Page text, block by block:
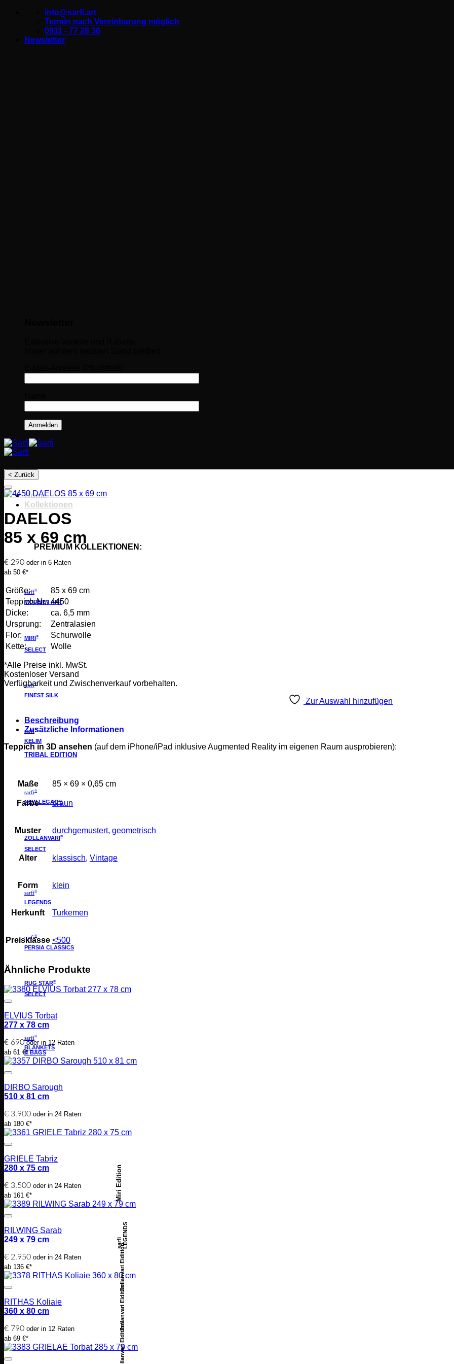
info@sarfi.art
Termin nach Vereinbarung möglich
0911 - 77 28 36
Newsletter
Home
Kollektionen
PREMIUM KOLLEKTIONEN:
sarfi®
MODERN ART
MIRI ®
SELECT
sarfi®
FINEST SILK
sarfi®
KELIM
TRIBAL EDITION
sarfi®
NEW LEGACY
ZOLLANVARI®
SELECT
sarfi®
LEGENDS
sarfi®
PERSIA CLASSICS
RUG STAR®
SELECT
sarfi®
BLANKETS
& BAGS
Miri Edition
sarfiLEGENDS
Zollanvari Eidition
Zollanvari Eidition
Zollanvari Eidition
< Zurück
DAELOS
85 x 69 cm
€ 290 oder in 6 Raten
ab 50 €*
Größe:
85 x 69 cm
Teppich-Nr.: 4450
Dicke:
ca. 6,5 mm
Ursprung:
Zentralasien
Flor:
Schurwolle
Kette:
Wolle
*Alle Preise inkl. MwSt.
Kostenloser Versand
Verfügbarkeit und Zwischenverkauf vorbehalten.
Zur Auswahl hinzufügen
Beschreibung
Zusätzliche Informationen
Teppich in 3D ansehen (auf dem iPhone/iPad inklusive Augmented Reality im eigenen Raum ausprobieren):
Maße 85 × 69 × 0,65 cm
Farbe braun
Muster durchgemustert, geometrisch
Alter klassisch, Vintage
Form klein
Herkunft Turkemen
Preisklasse <500
Ähnliche Produkte
ELVIUS Torbat
277 x 78 cm
€ 690 oder in 12 Raten
ab 61 €*
DIRBO Sarough
510 x 81 cm
€ 3.900 oder in 24 Raten
ab 180 €*
GRIELE Tabriz
280 x 75 cm
€ 3.500 oder in 24 Raten
ab 161 €*
RILWING Sarab
249 x 79 cm
€ 2.950 oder in 24 Raten
ab 136 €*
RITHAS Koliaie
360 x 80 cm
€ 790 oder in 12 Raten
ab 69 €*